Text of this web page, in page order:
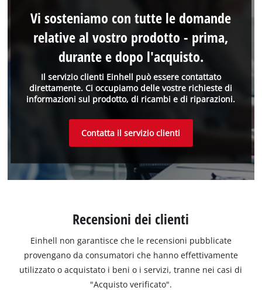
Il servizio clienti Einhell può essere contattato
direttamente. Ci occupiamo delle vostre richieste di
informazioni sul prodotto, di ricambi e di riparazioni.
Vi sosteniamo con tutte le domande
relative al vostro prodotto - prima,
durante e dopo l'acquisto.
Contatta il servizio clienti
Recensioni dei clienti
Einhell non garantisce che le recensioni pubblicate
provengano da consumatori che hanno effettivamente
utilizzato o acquistato i beni o i servizi, tranne nei casi di
"Acquisto verificato".